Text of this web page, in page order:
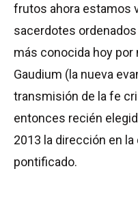
frutos ahora estamos
sacerdotes
más conocida hoy por
Gaudium (la nueva
transmisión de la fe
entonces recién
2013 la dirección en
pontificado.